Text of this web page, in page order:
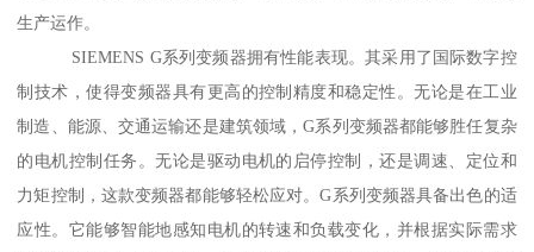
生产运作。
SIEMENS G系列变频器拥有性能表现。其采用了国际数字控
制技术，使得变频器具有更高的控制精度和稳定性。无论是在工业
制造、能源、交通运输还是建筑领域，G系列变频器都能够胜任复杂
的电机控制任务。无论是驱动电机的启停控制，还是调速、定位和
力矩控制，这款变频器都能够轻松应对。G系列变频器具备出色的适
应性。它能够智能地感知电机的转速和负载变化，并根据实际需求